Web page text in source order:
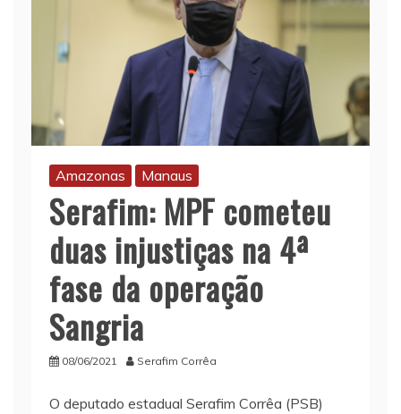
Amazonas Manaus
Serafim: MPF cometeu
duas injustiças na 4ª
fase da operação
Sangria
08/06/2021 Serafim Corrêa
O deputado estadual Serafim Corrêa (PSB)